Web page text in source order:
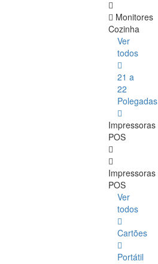
Monitores
Cozinha
Ver
todos
21 a
22
Polegadas
Impressoras
POS
Impressoras
POS
Ver
todos
Cartões
Portátil